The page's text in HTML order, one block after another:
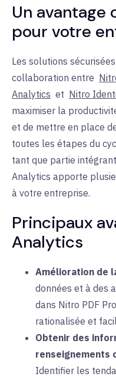
Un avantage
pour votre
Les solutions
collaboration entre
Analytics et Nitro
maximiser la
et de mettre en place
toutes les étapes du
tant que partie
Analytics apporte
à votre entreprise.
Principaux
Analytics
Amélioration de
données et à des
dans Nitro PDF
rationalisée et
Obtenir des
renseignements
Identifier les